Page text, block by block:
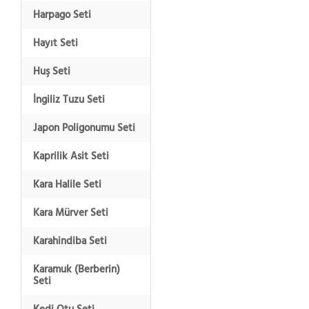
Harpago Seti
Hayıt Seti
Huş Seti
İngiliz Tuzu Seti
Japon Poligonumu Seti
Kaprilik Asit Seti
Kara Halile Seti
Kara Mürver Seti
Karahindiba Seti
Karamuk (Berberin)
Seti